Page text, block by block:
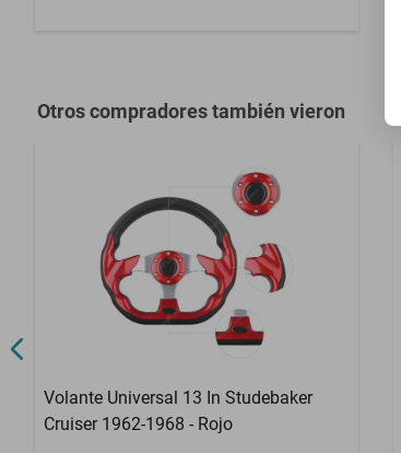
Otros compradores también vieron
Volante Universal 13 In Studebaker
Cruiser 1962-1968 - Rojo